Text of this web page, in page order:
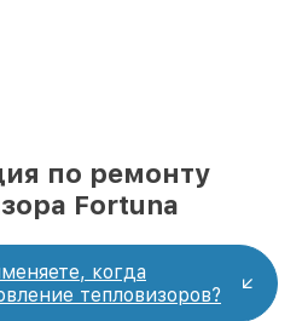
по ремонту
Fortuna
когда
тепловизоров?